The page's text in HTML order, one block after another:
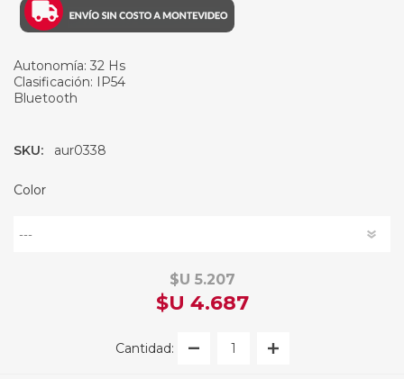
Autonomía: 32 Hs
Clasificación: IP54
Bluetooth
SKU: aur0338
Color
$U 5.207
$U 4.687
Cantidad: